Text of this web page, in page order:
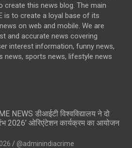
create this news blog. The main
is to create a loyal base of its
on web and mobile. We are
and accurate news covering
interest information, funny news,
news, sports news, lifestyle news
NEWS डीआईटी विश्वविद्यालय ने दो
2026’ ओरिएंटेशन कार्यक्रम का आयोजन
@adminindiacrime